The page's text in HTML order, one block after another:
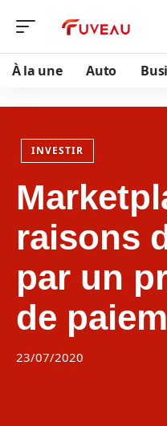
À la une Auto
INVESTIR
raisons
par un
de
23/07/2020